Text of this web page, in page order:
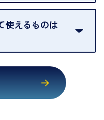
、お客様のご本人確認を
います。安心してお取引
をお願いいたします。
使えるものは